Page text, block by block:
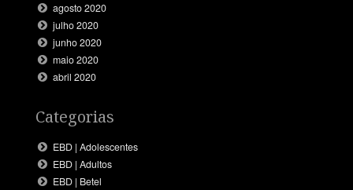
agosto 2020
julho 2020
junho 2020
maio 2020
abril 2020
Categorias
EBD | Adolescentes
EBD | Adultos
EBD | Betel